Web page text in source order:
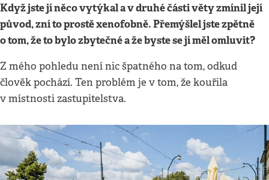
Když jste jí něco vytýkal a v druhé části věty zmínil její
původ, zní to prostě xenofobně. Přemýšlel jste zpětně
o tom, že to bylo zbytečné a že byste se jí měl omluvit?
Z mého pohledu není nic špatného na tom, odkud
člověk pochází. Ten problém je v tom, že kouřila
v místnosti zastupitelstva.